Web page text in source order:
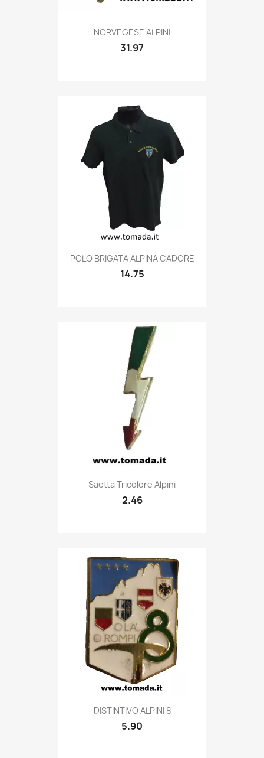
Quick view
NORVEGESE ALPINI
31.97
Quick view
POLO BRIGATA ALPINA CADORE
14.75
Quick view
Saetta Tricolore Alpini
2.46
Quick view
DISTINTIVO ALPINI 8
5.90